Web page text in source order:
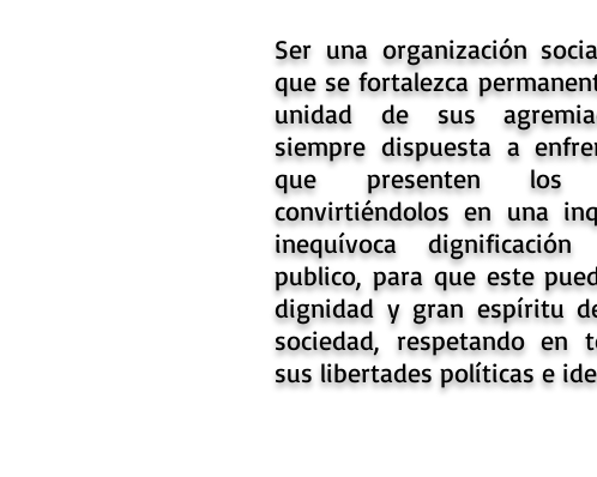
Ser una organización
que se fortalezca
unidad de sus
siempre dispuesta a
que presenten los
convirtiéndolos en una
inequívoca
publico, para que este
dignidad y gran espíritu
sociedad, respetando en
sus libertades políticas e